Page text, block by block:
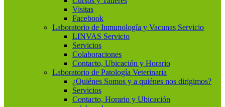
Visitas
Facebook
Laboratorio de Inmunología y Vacunas Servicio
LINVAS Servicio
Servicios
Colaboraciones
Contacto, Ubicación y Horario
Laboratorio de Patología Veterinaria
¿Quiénes Somos y a quiénes nos dirigimos?
Servicios
Contacto, Horario y Ubicación